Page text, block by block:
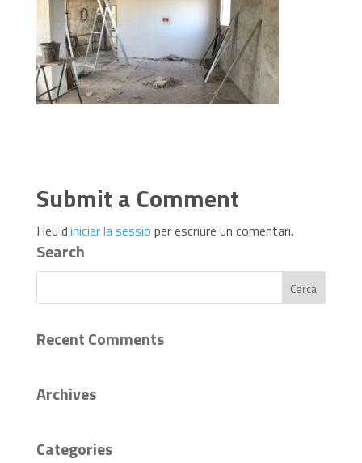
Submit a Comment
Heu d'iniciar la sessió per escriure un comentari.
Search
Recent Comments
Archives
Categories